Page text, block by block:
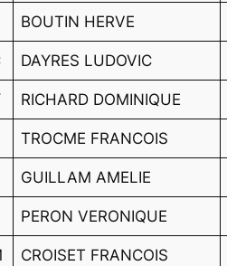
BOUTIN HERVE
DAYRES LUDOVIC
RICHARD DOMINIQUE
TROCME FRANCOIS
GUILLAM AMELIE
PERON VERONIQUE
CROISET FRANCOIS